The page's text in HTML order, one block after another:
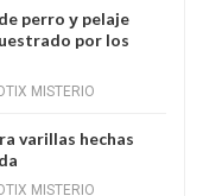
perro у pelaje
por los
MISTERIO
varillas hechas
MISTERIO